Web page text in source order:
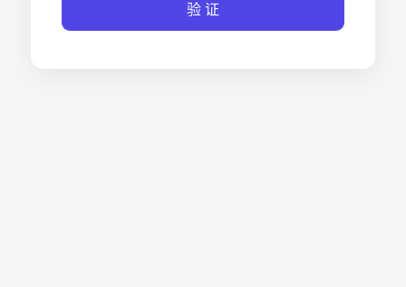
验 证